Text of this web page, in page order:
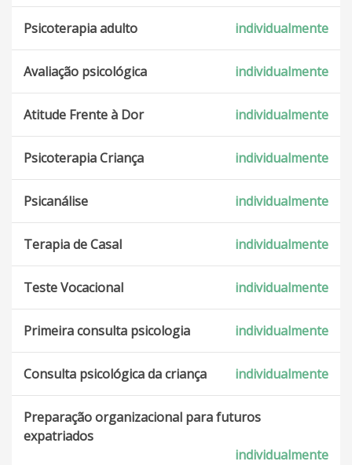
Psicoterapia adulto individualmente
Avaliação psicológica individualmente
Atitude Frente à Dor individualmente
Psicoterapia Criança individualmente
Psicanálise individualmente
Terapia de Casal individualmente
Teste Vocacional individualmente
Primeira consulta psicologia individualmente
Consulta psicológica da criança individualmente
Preparação organizacional para futuros
expatriados
individualmente